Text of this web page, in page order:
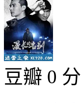
豆瓣 0 分